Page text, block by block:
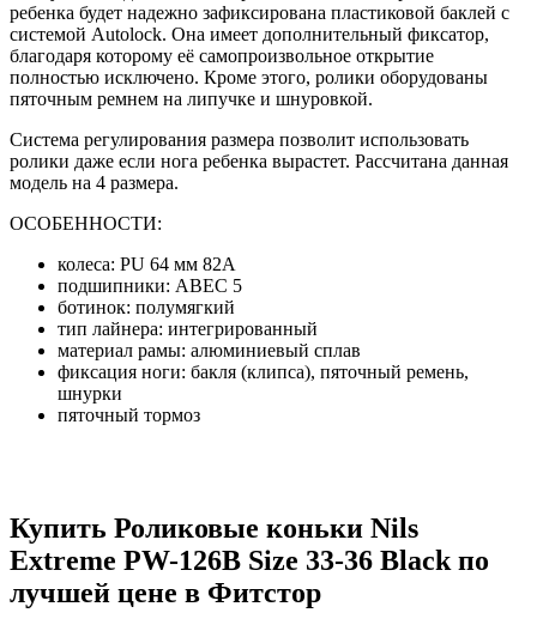
ребенка будет надежно зафиксирована пластиковой баклей с
системой Autolock. Она имеет дополнительный фиксатор,
благодаря которому её самопроизвольное открытие
полностью исключено. Кроме этого, ролики оборудованы
пяточным ремнем на липучке и шнуровкой.
Система регулирования размера позволит использовать
ролики даже если нога ребенка вырастет. Рассчитана данная
модель на 4 размера.
ОСОБЕННОСТИ:
колеса: PU 64 мм 82A
подшипники: ABEC 5
ботинок: полумягкий
тип лайнера: интегрированный
материал рамы: алюминиевый сплав
фиксация ноги: бакля (клипса), пяточный ремень,
шнурки
пяточный тормоз
Купить Роликовые коньки Nils
Extreme PW-126B Size 33-36 Black по
лучшей цене в Фитстор